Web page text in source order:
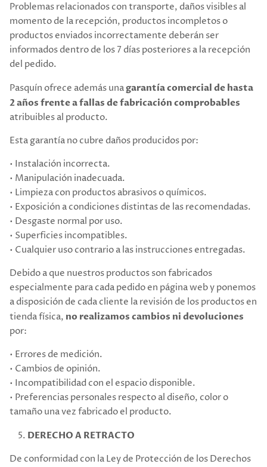
Problemas relacionados con transporte, daños visibles al
momento de la recepción, productos incompletos o
productos enviados incorrectamente deberán ser
informados dentro de los 7 días posteriores a la recepción
del pedido.
Pasquín ofrece además unagarantía comercial de hasta
2 años frente a fallas de fabricación comprobables
atribuibles al producto.
Esta garantía no cubre daños producidos por:
• Instalación incorrecta.
• Manipulación inadecuada.
• Limpieza con productos abrasivos o químicos.
• Exposición a condiciones distintas de las recomendadas.
• Desgaste normal por uso.
• Superficies incompatibles.
• Cualquier uso contrario a las instrucciones entregadas.
Debido a que nuestros productos son fabricados
especialmente para cada pedido en página web y ponemos
a disposición de cada cliente la revisión de los productos en
tienda física, no realizamos cambios ni devoluciones
por:
• Errores de medición.
• Cambios de opinión.
• Incompatibilidad con el espacio disponible.
• Preferencias personales respecto al diseño, color o
tamaño una vez fabricado el producto.
DERECHO A RETRACTO
De conformidad con la Ley de Protección de los Derechos